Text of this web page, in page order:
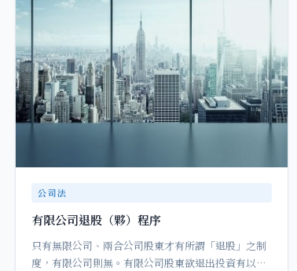
公司法
有限公司退股（夥）程序
只有無限公司、兩合公司股東才有所謂「退股」之制
度，有限公司則無。有限公司股東欲退出投資有以下